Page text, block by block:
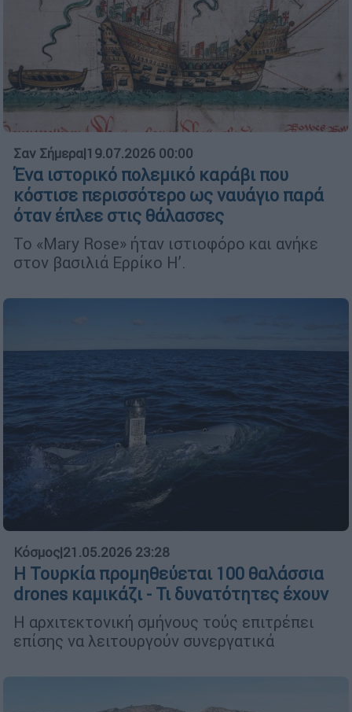
Σαν Σήμερα|19.07.2026 00:00
Ένα ιστορικό πολεμικό καράβι που
κόστισε περισσότερο ως ναυάγιο παρά
όταν έπλεε στις θάλασσες
Το «Mary Rose» ήταν ιστιοφόρο και ανήκε
στον βασιλιά Ερρίκο Η’.
Κόσμος|21.05.2026 23:28
Η Τουρκία προμηθεύεται 100 θαλάσσια
drones καμικάζι - Τι δυνατότητες έχουν
Η αρχιτεκτονική σμήνους τούς επιτρέπει
επίσης να λειτουργούν συνεργατικά